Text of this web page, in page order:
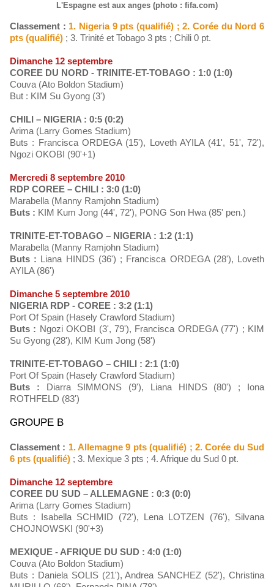
L'Espagne est aux anges (photo : fifa.com)
Classement : 1. Nigeria 9 pts (qualifié) ; 2. Corée du Nord 6
pts (qualifié) ; 3. Trinité et Tobago 3 pts ; Chili 0 pt.
Dimanche 12 septembre
COREE DU NORD - TRINITE-ET-TOBAGO : 1:0 (1:0)
Couva (Ato Boldon Stadium)
But : KIM Su Gyong (3')
CHILI – NIGERIA : 0:5 (0:2)
Arima (Larry Gomes Stadium)
Buts : Francisca ORDEGA (15'), Loveth AYILA (41', 51', 72'),
Ngozi OKOBI (90'+1)
Mercredi 8 septembre 2010
RDP COREE – CHILI : 3:0 (1:0)
Marabella (Manny Ramjohn Stadium)
Buts : KIM Kum Jong (44', 72'), PONG Son Hwa (85' pen.)
TRINITE-ET-TOBAGO – NIGERIA : 1:2 (1:1)
Marabella (Manny Ramjohn Stadium)
Buts : Liana HINDS (36') ; Francisca ORDEGA (28'), Loveth
AYILA (86')
Dimanche 5 septembre 2010
NIGERIA RDP - COREE : 3:2 (1:1)
Port Of Spain (Hasely Crawford Stadium)
Buts : Ngozi OKOBI (3', 79'), Francisca ORDEGA (77') ; KIM
Su Gyong (28'), KIM Kum Jong (58')
TRINITE-ET-TOBAGO – CHILI : 2:1 (1:0)
Port Of Spain (Hasely Crawford Stadium)
Buts : Diarra SIMMONS (9'), Liana HINDS (80') ; Iona
ROTHFELD (83')
GROUPE B
Classement : 1. Allemagne 9 pts (qualifié) ; 2. Corée du Sud
6 pts (qualifié) ; 3. Mexique 3 pts ; 4. Afrique du Sud 0 pt.
Dimanche 12 septembre
COREE DU SUD – ALLEMAGNE : 0:3 (0:0)
Arima (Larry Gomes Stadium)
Buts : Isabella SCHMID (72'), Lena LOTZEN (76'), Silvana
CHOJNOWSKI (90'+3)
MEXIQUE - AFRIQUE DU SUD : 4:0 (1:0)
Couva (Ato Boldon Stadium)
Buts : Daniela SOLIS (21'), Andrea SANCHEZ (52'), Christina